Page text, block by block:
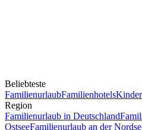
Beliebteste
FamilienurlaubFamilienhotels
Region
Familienurlaub in Deutschland
OstseeFamilienurlaub an der